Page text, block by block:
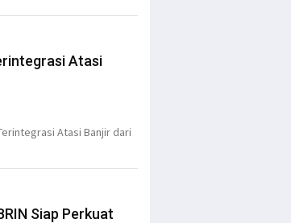
Atasi
Atasi Banjir dari
Siap Perkuat